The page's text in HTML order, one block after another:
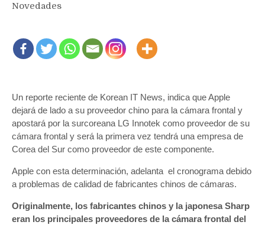
Novedades
Un reporte reciente de Korean IT News, indica que Apple
dejará de lado a su proveedor chino para la cámara frontal y
apostará por la surcoreana LG Innotek como proveedor de su
cámara frontal y será la primera vez tendrá una empresa de
Corea del Sur como proveedor de este componente.
Apple con esta determinación, adelanta el cronograma debido
a problemas de calidad de fabricantes chinos de cámaras.
Originalmente, los fabricantes chinos y la japonesa Sharp
eran los principales proveedores de la cámara frontal del